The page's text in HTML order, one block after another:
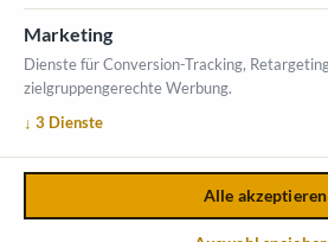
Ausstellerverzeichnis
Impressum
Marketing
Dienste für Conversion-Tracking,
zielgruppengerechte Werbung.
↓ 3 Dienste
Alle akzeptieren